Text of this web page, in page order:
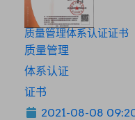
质量管理体系认证证书
质量管理
体系认证
证书
2021-08-08